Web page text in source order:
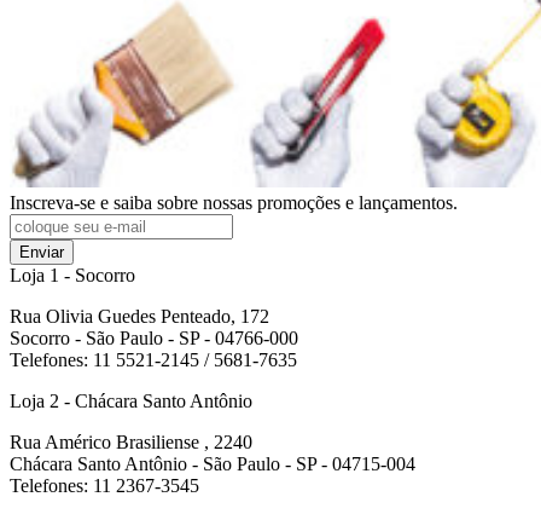
Inscreva-se e saiba sobre nossas promoções e lançamentos.
Enviar
Loja 1 - Socorro
Rua Olivia Guedes Penteado, 172
Socorro - São Paulo - SP - 04766-000
Telefones: 11 5521-2145 / 5681-7635
Loja 2 - Chácara Santo Antônio
Rua Américo Brasiliense , 2240
Chácara Santo Antônio - São Paulo - SP - 04715-004
Telefones: 11 2367-3545